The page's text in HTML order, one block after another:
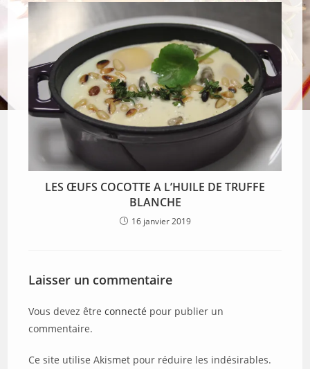
LES ŒUFS COCOTTE A L’HUILE DE TRUFFE
BLANCHE
16 janvier 2019
Laisser un commentaire
Vous devez êtreconnecté pour publier un
commentaire.
Ce site utilise Akismet pour réduire les indésirables.